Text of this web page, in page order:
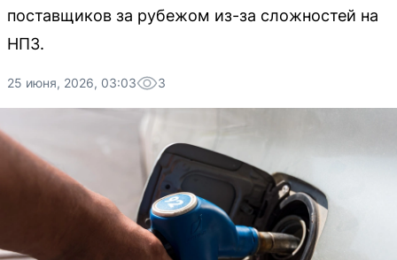
поставщиков за рубежом из-за сложностей на
НПЗ.
25 июня, 2026, 03:03 3